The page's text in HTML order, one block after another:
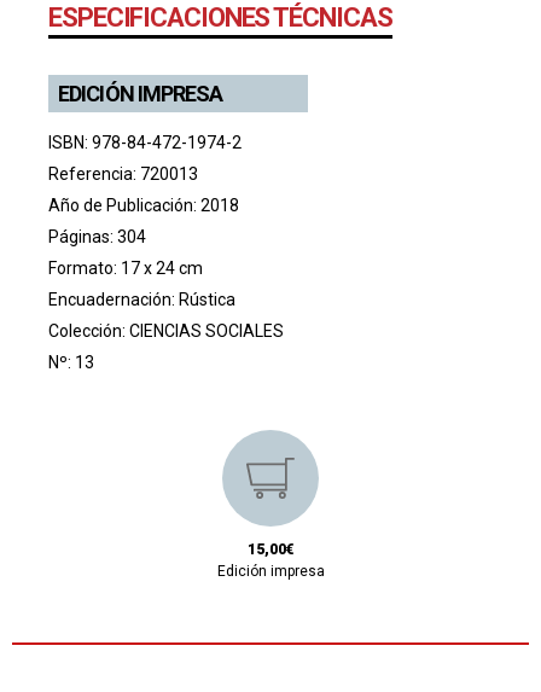
ESPECIFICACIONES TÉCNICAS
EDICIÓN IMPRESA
ISBN: 978-84-472-1974-2
Referencia: 720013
Año de Publicación: 2018
Páginas: 304
Formato: 17 x 24 cm
Encuadernación: Rústica
Colección: CIENCIAS SOCIALES
Nº: 13
15,00€
Edición impresa